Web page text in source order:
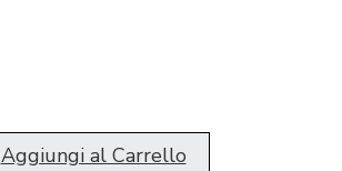
Aggiungi al Carrello